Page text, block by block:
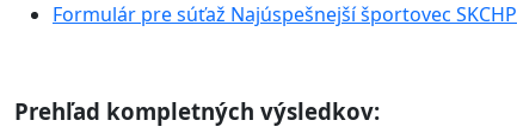
Formulár pre súťaž Najúspešnejší športovec SKCHP
Prehľad kompletných výsledkov: